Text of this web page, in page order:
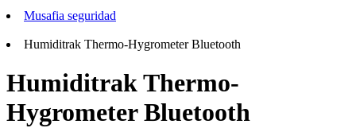
Musafia seguridad
Humiditrak Thermo-Hygrometer Bluetooth
Humiditrak Thermo-
Hygrometer Bluetooth